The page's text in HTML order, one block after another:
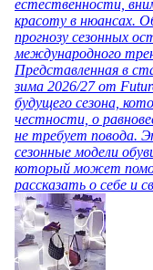
естественности,
красоту в нюансах.
прогнозу сезонных
международного
Представленная в
зима 2026/27 от
будущего сезона,
честности, о
не требует повода.
сезонные модели
который может
рассказать о себе и